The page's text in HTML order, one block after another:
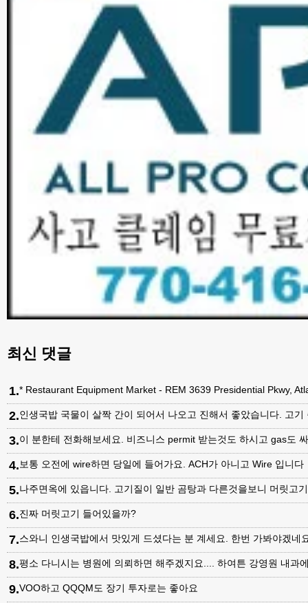
최신 댓글
1.* Restaurant Equipment Market - REM 3639 Presidential Pkwy,
2.인생국밥 국물이 살짝 간이 되어서 나오고 진해서 좋았습니다. 고
3.이 분한테 전화해보세요. 비즈니스 permit 받는것도 하시고 gas도
4.보통 오전에 wire하면 당일에 들어가요. ACH가 아니고 Wire 입니다
5.나주면옥에 있읍니다. 고기질이 일반 곰탕과 다른것을보니 머릿고
6.진짜 머릿고기 들어있을까?
7.스와니 인생국밥에서 맛있게 드셨다는 분 계세요. 한번 가봐야겠네
8.평소 다니시는 병원에 의뢰하면 해주겠지요.... 하여튼 강영원 내과
9.VOO하고 QQQM도 장기 투자로는 좋아요